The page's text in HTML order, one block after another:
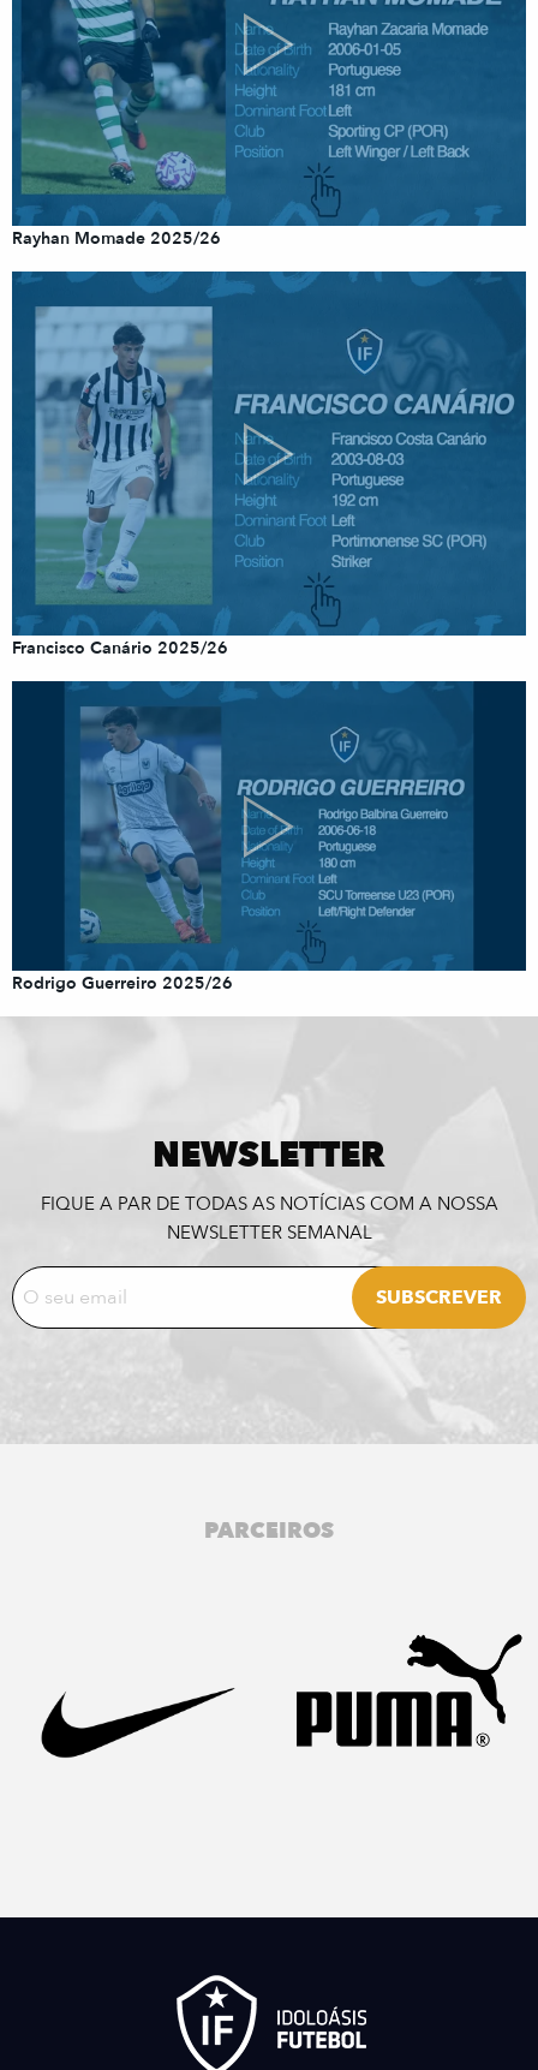
Rayhan Momade 2025/26
Francisco Canário 2025/26
Rodrigo Guerreiro 2025/26
NEWSLETTER
FIQUE A PAR DE TODAS AS NOTÍCIAS COM A NOSSA
NEWSLETTER SEMANAL
PARCEIROS